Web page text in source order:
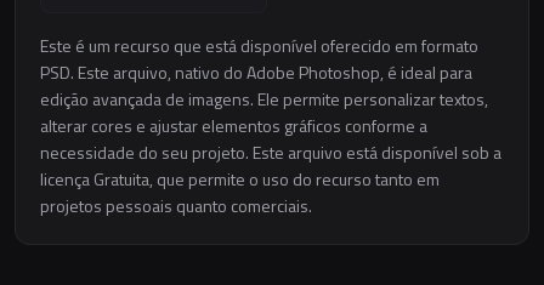
Este é um recurso que está disponível oferecido em formato
PSD. Este arquivo, nativo do Adobe Photoshop, é ideal para
edição avançada de imagens. Ele permite personalizar textos,
alterar cores e ajustar elementos gráficos conforme a
necessidade do seu projeto. Este arquivo está disponível sob a
licença Gratuita, que permite o uso do recurso tanto em
projetos pessoais quanto comerciais.